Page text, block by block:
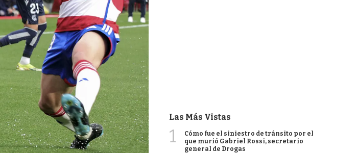
Las Más Vistas
1
Cómo fue el siniestro de tránsito por el
que murió Gabriel Rossi, secretario
general de Drogas